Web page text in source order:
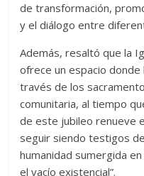
de transformación,
y el diálogo entre
Además, resaltó que la
ofrece un espacio
través de los
comunitaria, al tiempo
de este jubileo renueve
seguir siendo testigos
humanidad sumergida
el vacío existencial”.